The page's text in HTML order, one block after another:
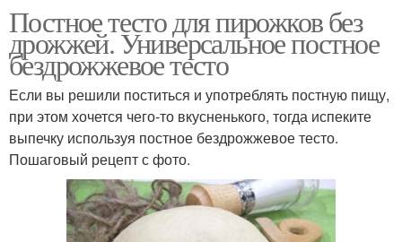
Постное тесто для пирожков без
дрожжей. Универсальное постное
бездрожжевое тесто
Если вы решили поститься и употреблять постную пищу,
при этом хочется чего-то вкусненького, тогда испеките
выпечку используя постное бездрожжевое тесто.
Пошаговый рецепт с фото.